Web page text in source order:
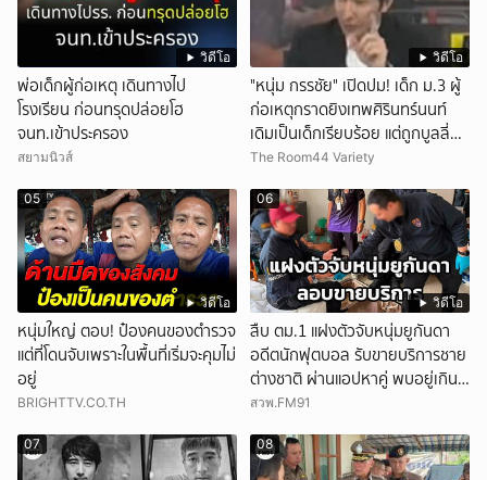
วิดีโอ
พ่อเด็กผู้ก่อเหตุ เดินทางไป
โรงเรียน ก่อนทรุดปล่อยโฮ
จนท.เข้าประครอง
สยามนิวส์
วิดีโอ
"หนุ่ม กรรชัย" เปิดปม! เด็ก ม.3 ผู้
ก่อเหตุกราดยิงเทพศิรินทร์นนท์
เดิมเป็นเด็กเรียบร้อย แต่ถูกบูลลี่
หนัก คาดแรงกดดันสะสมกลายเป็น
The Room44 Variety
วิดีโอ
05
หนุ่มใหญ่ ตอบ! ป๋องคนของตำรวจ
แต่ที่โดนจับเพราะในพื้นที่เริ่มจะคุมไม่
อยู่
BRIGHTTV.CO.TH
วิดีโอ
06
สืบ ตม.1 แฝงตัวจับหนุ่มยูกันดา
อดีตนักฟุตบอล รับขายบริการชาย
ต่างชาติ ผ่านแอปหาคู่ พบอยู่เกิน
กำหนดอนุญาต
สวพ.FM91
07 08